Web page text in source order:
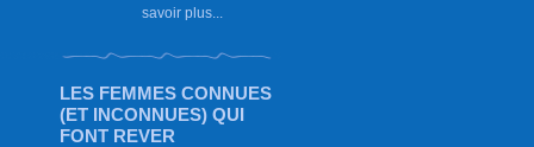
savoir plus...
LES FEMMES CONNUES
(ET INCONNUES) QUI
FONT REVER